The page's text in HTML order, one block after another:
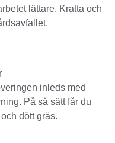
lättare. Kratta och
inleds med
På så sätt får du
dött gräs.